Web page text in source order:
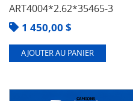
ART4004*2.62*35465-3
1 450,00 $
AJOUTER AU PANIER